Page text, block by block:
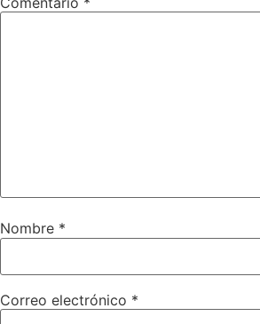
Nombre *
Correo electrónico *